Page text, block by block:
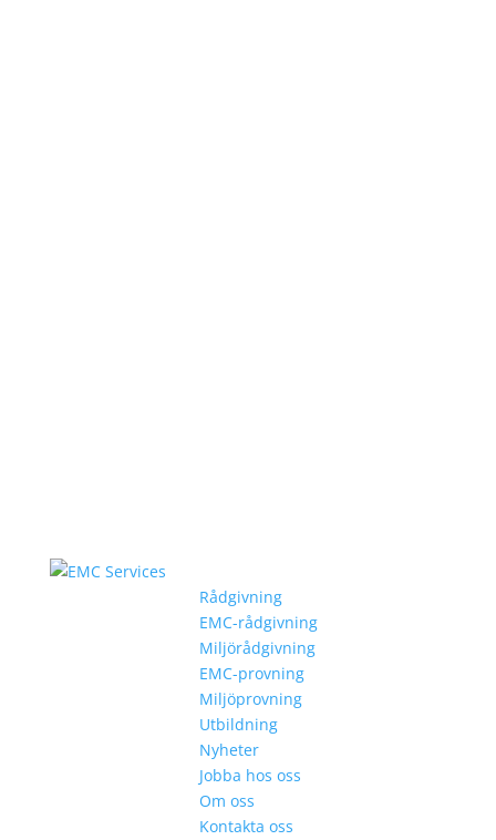
Rådgivning
EMC-rådgivning
Miljörådgivning
EMC-provning
Miljöprovning
Utbildning
Nyheter
Jobba hos oss
Om oss
Kontakta oss